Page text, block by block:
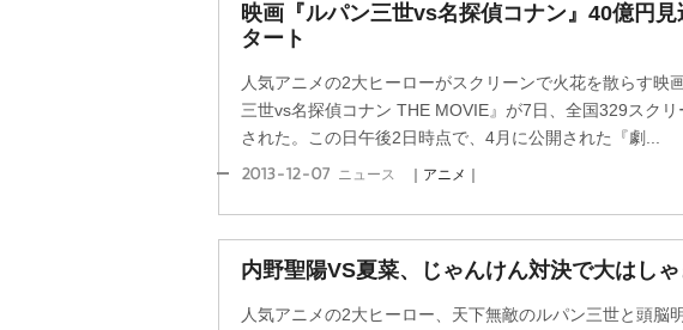
映画『ルパン三世vs名探偵コナン』40億円見
タート
人気アニメの2大ヒーローがスクリーンで火花を散らす映
三世vs名探偵コナン THE MOVIE』が7日、全国329スクリ
された。この日午後2日時点で、4月に公開された『劇...
2013-12-07 ニュース ｜アニメ｜
内野聖陽VS夏菜、じゃんけん対決で大はし
人気アニメの2大ヒーロー、天下無敵のルパン三世と頭脳